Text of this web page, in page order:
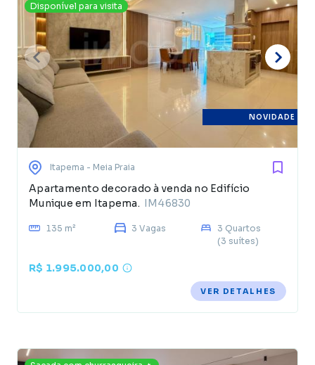
Disponível para visita
NOVIDADE
Itapema - Meia Praia
Apartamento decorado à venda no Edifício
Munique em Itapema. IM46830
135 m² 3 Vagas
3 Quartos
(3 suítes)
R$ 1.995.000,00
VER DETALHES